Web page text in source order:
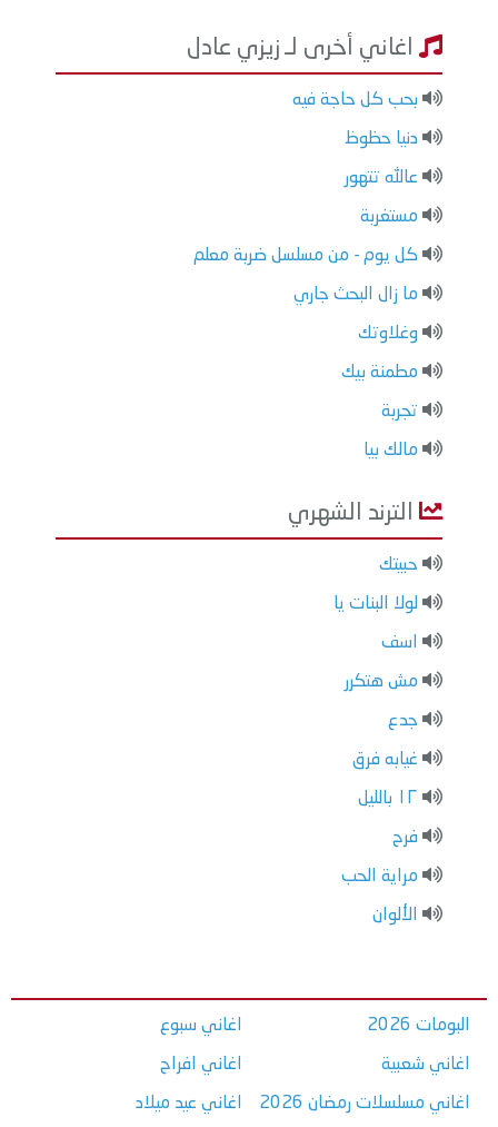
اغاني أخرى لـ زيزي عادل
بحب كل حاجة فيه
دنيا حظوظ
عالله تتهور
مستغربة
كل يوم - من مسلسل ضربة معلم
ما زال البحث جاري
وغلاوتك
مطمنة بيك
تجربة
مالك بيا
الترند الشهري
حبيتك
لولا البنات يا
اسف
مش هتكرر
جدع
غيابه فرق
١٢ بالليل
فرح
مراية الحب
الألوان
البومات 2026
اغاني شعبية
اغاني مسلسلات رمضان 2026
اغاني سبوع
اغاني افراح
اغاني عيد ميلاد